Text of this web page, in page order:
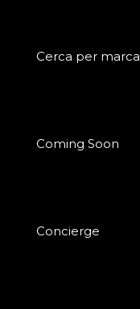
Cerca per marca
Coming Soon
Concierge